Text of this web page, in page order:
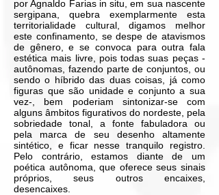
por Agnaldo Farias in situ, em sua nascente
sergipana, quebra exemplarmente esta
territorialidade cultural, digamos melhor
este confinamento, se despe de atavismos
de gênero, e se convoca para outra fala
estética mais livre, pois todas suas peças -
autônomas, fazendo parte de conjuntos, ou
sendo o híbrido das duas coisas, já como
figuras que são unidade e conjunto a sua
vez-, bem poderiam sintonizar-se com
alguns âmbitos figurativos do nordeste, pela
sobriedade tonal, a fonte fabuladora ou
pela marca de seu desenho altamente
sintético, e ficar nesse tranquilo registro.
Pelo contrário, estamos diante de um
poética autônoma, que oferece seus sinais
próprios, seus outros encaixes,
desencaixes.